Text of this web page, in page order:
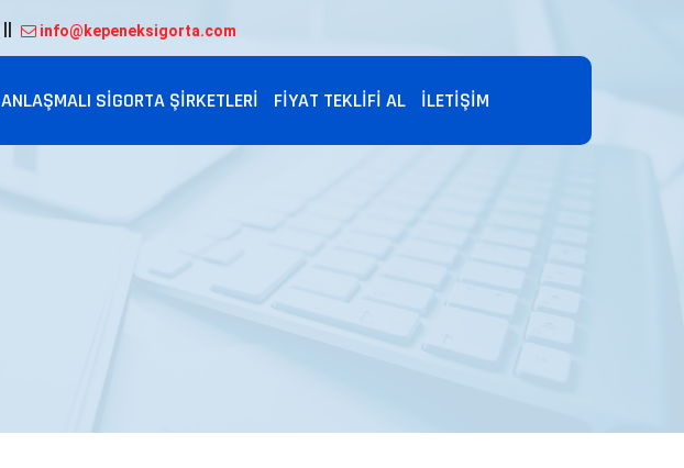
info@kepeneksigorta.com
ANLAŞMALI SIGORTA ŞIRKETLERI FIYAT TEKLIFI AL İLETIŞIM